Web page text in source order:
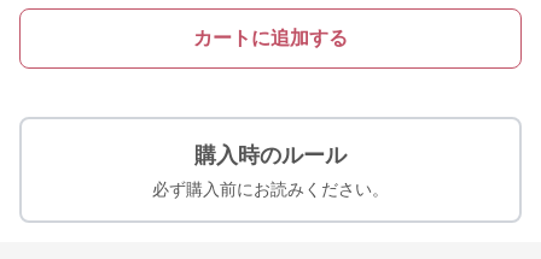
カートに追加する
購入時のルール
必ず購入前にお読みください。